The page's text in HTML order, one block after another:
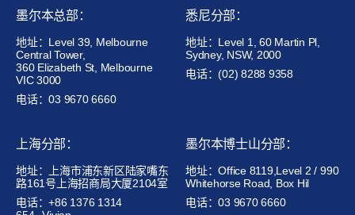
墨尔本总部：
地址：Level 39, Melbourne
Central Tower,
360 Elizabeth St, Melbourne
VIC 3000
电话：03 9670 6660
悉尼分部：
地址：Level 1, 60 Martin Pl,
Sydney, NSW, 2000
电话：(02) 8288 9358
上海分部：
地址：上海市浦东新区陆家嘴东
路161号上海招商局大厦2104室
电话：+86 1376 1314
墨尔本博士山分部：
地址：Office 8119,Level 2 / 990
Whitehorse Road, Box Hil
电话：03 9670 6660